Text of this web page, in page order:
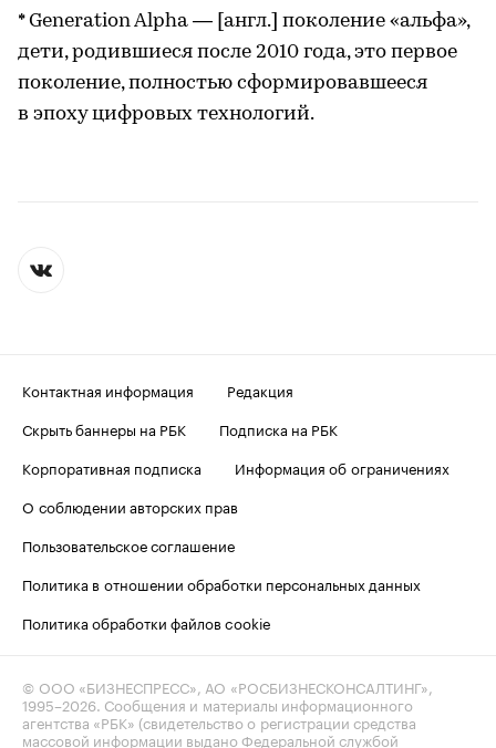
* Generation Alpha — [англ.] поколение «альфа»,
дети, родившиеся после 2010 года, это первое
поколение, полностью сформировавшееся
в эпоху цифровых технологий.
Контактная информация
Редакция
Скрыть баннеры на РБК
Подписка на РБК
Корпоративная подписка
Информация об ограничениях
О соблюдении авторских прав
Пользовательское соглашение
Политика в отношении обработки персональных данных
Политика обработки файлов cookie
© ООО «БИЗНЕСПРЕСС», АО «РОСБИЗНЕСКОНСАЛТИНГ»,
1995–2026 . Сообщения и материалы информационного
агентства «РБК» (свидетельство о регистрации средства
массовой информации выдано Федеральной службой